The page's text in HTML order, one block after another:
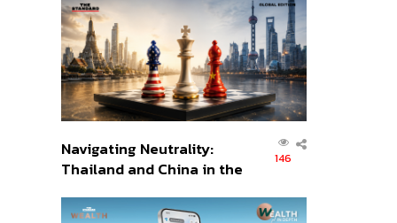
ส่วนยุทธศาสตร์ไทย –
อินโดนีเซีย
Navigating Neutrality:
Thailand and China in the
Order
146